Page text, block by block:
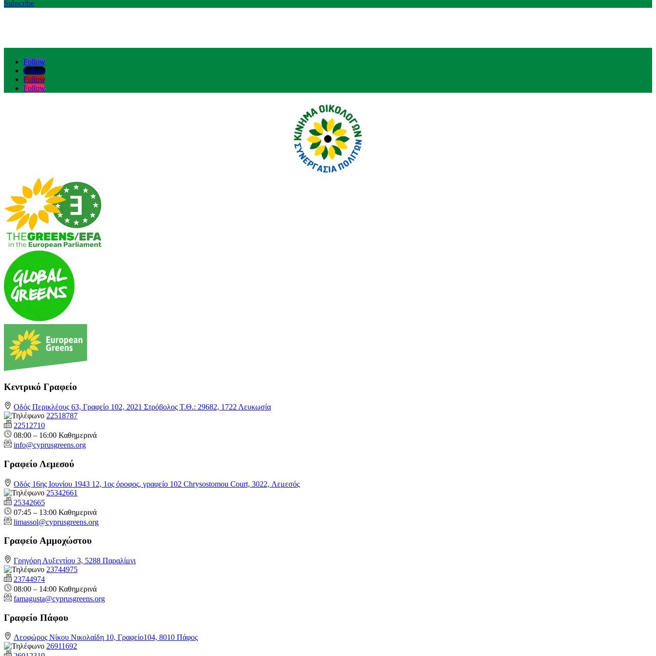
Subscribe
Follow
Follow
Follow
Follow
Κεντρικό Γραφείο
Οδός Περικλέους 63, Γραφείο 102, 2021 Στρόβολος Τ.Θ.: 29682, 1722 Λευκωσία
22518787
22512710
08:00 – 16:00 Καθημερινά
info@cyprusgreens.org
Γραφείο Λεμεσού
Οδός 16ης Ιουνίου 1943 12, 1ος όροφος, γραφείο 102 Chrysostomou Court, 3022, Λεμεσός
25342661
25342665
07:45 – 13:00 Καθημερινά
limassol@cyprusgreens.org
Γραφείο Αμμοχώστου
Γρηγόρη Αυξεντίου 3, 5288 Παραλίμνι
23744975
23744974
08:00 – 14:00 Καθημερινά
famagusta@cyprusgreens.org
Γραφείο Πάφου
Λεοφώρος Νίκου Νικολαίδη 10, Γραφείο104, 8010 Πάφος
26911692